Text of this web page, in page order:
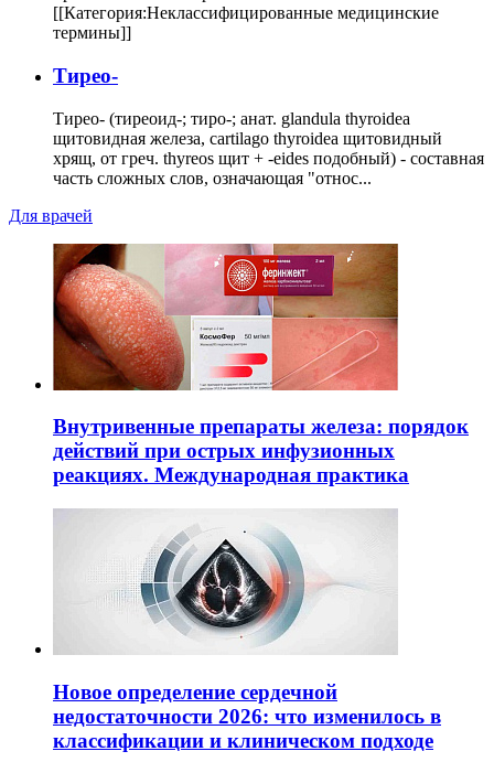
[[Категория:Неклассифицированные медицинские
термины]]
Тирео-
Тирео- (тиреоид-; тиро-; анат. glandula thyroidea
щитовидная железа, cartilago thyroidea щитовидный
хрящ, от греч. thyreos щит + -eides подобный) - составная
часть сложных слов, означающая "относ...
Для врачей
Внутривенные препараты железа: порядок
действий при острых инфузионных
реакциях. Международная практика
Новое определение сердечной
недостаточности 2026: что изменилось в
классификации и клиническом подходе